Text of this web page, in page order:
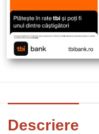
Descriere